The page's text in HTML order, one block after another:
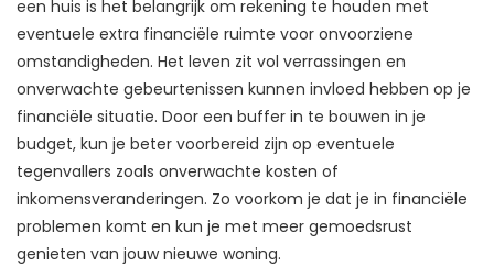
een huis is het belangrijk om rekening te houden met
eventuele extra financiële ruimte voor onvoorziene
omstandigheden. Het leven zit vol verrassingen en
onverwachte gebeurtenissen kunnen invloed hebben op je
financiële situatie. Door een buffer in te bouwen in je
budget, kun je beter voorbereid zijn op eventuele
tegenvallers zoals onverwachte kosten of
inkomensveranderingen. Zo voorkom je dat je in financiële
problemen komt en kun je met meer gemoedsrust
genieten van jouw nieuwe woning.